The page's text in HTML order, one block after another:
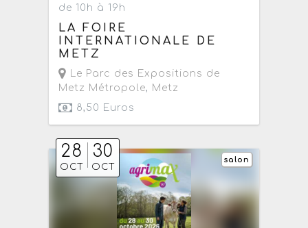
de 10h à 19h
LA FOIRE
INTERNATIONALE DE
METZ
Le Parc des Expositions de
Metz Métropole, Metz
8,50 Euros
28
OCT
30
OCT
salon